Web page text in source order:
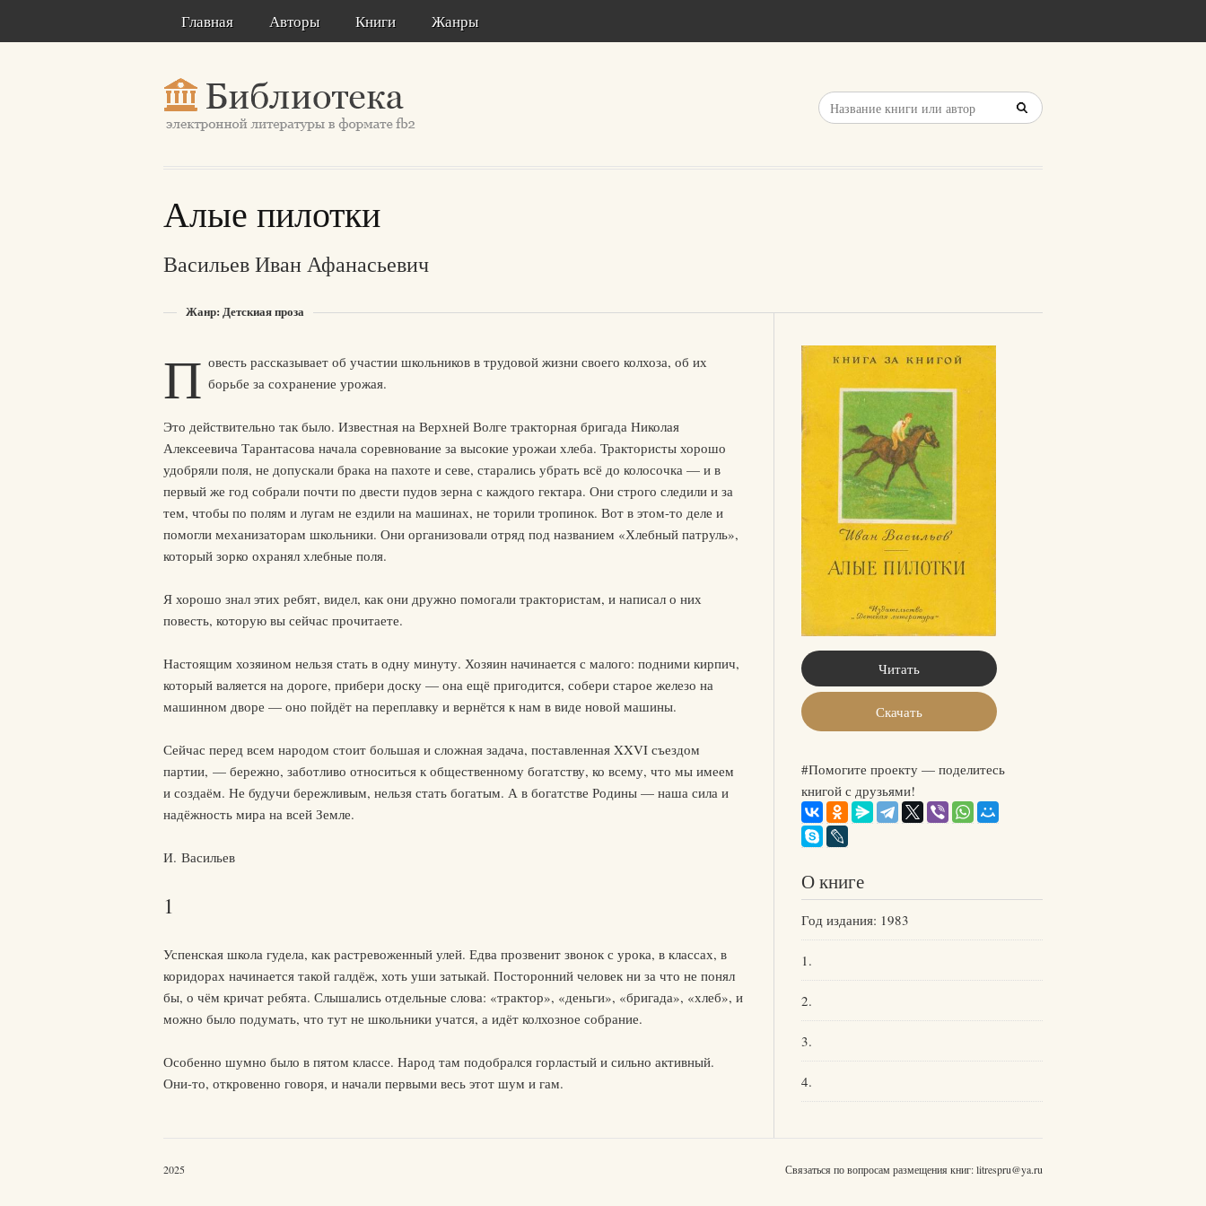
Главная Авторы Книги Жанры
Алые пилотки
Васильев Иван Афанасьевич
Жанр: Детскиая проза
П овесть рассказывает об участии школьников в трудовой жизни своего колхоза, об их
борьбе за сохранение урожая.
Это действительно так было. Известная на Верхней Волге тракторная бригада Николая
Алексеевича Тарантасова начала соревнование за высокие урожаи хлеба. Трактористы хорошо
удобряли поля, не допускали брака на пахоте и севе, старались убрать всё до колосочка — и в
первый же год собрали почти по двести пудов зерна с каждого гектара. Они строго следили и за
тем, чтобы по полям и лугам не ездили на машинах, не торили тропинок. Вот в этом-то деле и
помогли механизаторам школьники. Они организовали отряд под названием «Хлебный патруль»,
который зорко охранял хлебные поля.
Я хорошо знал этих ребят, видел, как они дружно помогали трактористам, и написал о них
повесть, которую вы сейчас прочитаете.
Настоящим хозяином нельзя стать в одну минуту. Хозяин начинается с малого: подними кирпич,
который валяется на дороге, прибери доску — она ещё пригодится, собери старое железо на
машинном дворе — оно пойдёт на переплавку и вернётся к нам в виде новой машины.
Сейчас перед всем народом стоит большая и сложная задача, поставленная XXVI съездом
партии, — бережно, заботливо относиться к общественному богатству, ко всему, что мы имеем
и создаём. Не будучи бережливым, нельзя стать богатым. А в богатстве Родины — наша сила и
надёжность мира на всей Земле.
И. Васильев
1
Успенская школа гудела, как растревоженный улей. Едва прозвенит звонок с урока, в классах, в
коридорах начинается такой галдёж, хоть уши затыкай. Посторонний человек ни за что не понял
бы, о чём кричат ребята. Слышались отдельные слова: «трактор», «деньги», «бригада», «хлеб», и
можно было подумать, что тут не школьники учатся, а идёт колхозное собрание.
Особенно шумно было в пятом классе. Народ там подобрался горластый и сильно активный.
Они-то, откровенно говоря, и начали первыми весь этот шум и гам.
Читать
Скачать
#Помогите проекту — поделитесь
книгой с друзьями!
О книге
Год издания: 1983
1.
2.
3.
4.
2025 Связаться по вопросам размещения книг:litrespru@ya.ru